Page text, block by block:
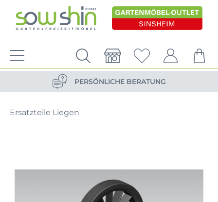
VERSANDKOSTENFREIE LIEFERUNG
PERSÖNLICHE BERATUNG
Ersatzteile Liegen